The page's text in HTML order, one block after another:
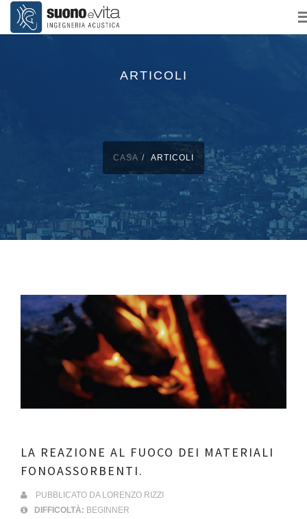
ARTICOLI
CASA ARTICOLI
LA REAZIONE AL FUOCO DEI MATERIALI
FONOASSORBENTI.
PUBBLICATO DA LORENZO RIZZI
DIFFICOLTÀ: BEGINNER